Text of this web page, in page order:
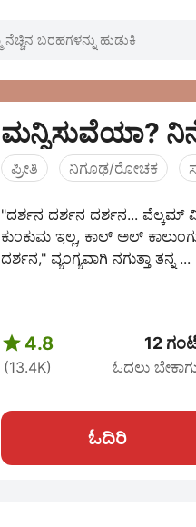
ಮನ್ನಿಸುವೆಯಾ?
ಪ್ರೀತಿ ನಿಗೂಢ/ರೋಚಕ
"ದರ್ಶನ ದರ್ಶನ ದರ್ಶನ... ವೆಲ್ಕಮ್
ಕುಂಕುಮ ಇಲ್ಲ, ಕಾಲ್ ಅಲ್
ದರ್ಶನ," ವ್ಯಂಗ್ಯವಾಗಿ ನಗುತ್ತಾ ತನ್ನ ...
 4.8
(13.4K)
12
ಓದಲು
ಓದಿರಿ